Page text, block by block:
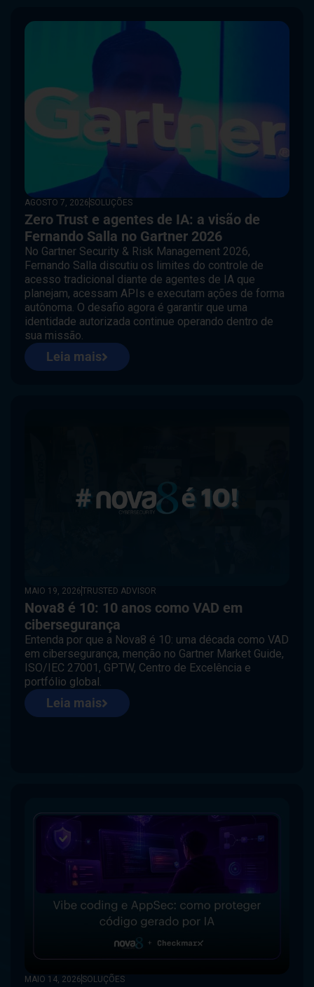
AGOSTO 7, 2026 SOLUÇÕES
Zero Trust e agentes de IA: a visão de
Fernando Salla no Gartner 2026
No Gartner Security & Risk Management 2026,
Fernando Salla discutiu os limites do controle de
acesso tradicional diante de agentes de IA que
planejam, acessam APIs e executam ações de forma
autônoma. O desafio agora é garantir que uma
identidade autorizada continue operando dentro de
sua missão.
Leia mais
MAIO 19, 2026TRUSTED ADVISOR
Nova8 é 10: 10 anos como VAD em
cibersegurança
Entenda por que a Nova8 é 10: uma década como VAD
em cibersegurança, menção no Gartner Market Guide,
ISO/IEC 27001, GPTW, Centro de Excelência e
portfólio global.
Leia mais
MAIO 14, 2026 SOLUÇÕES